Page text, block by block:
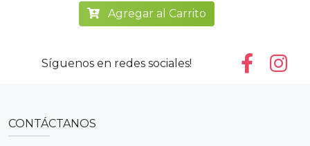
Agregar al Carrito
Síguenos en redes sociales!
CONTÁCTANOS